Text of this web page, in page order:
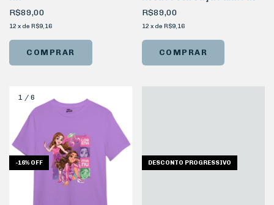
R$89,00
12 x de R$9,16
R$89,00
12 x de R$9,16
COMPRAR
1 / 6
-16% OFF DESCONTO PROGRESSIVO